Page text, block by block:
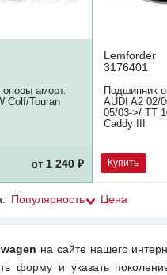
аморт.
Colf/Touran
от 1 240 ₽
Lemforder
3176401
Подшипник
AUDI A2 02/
05/03->/ TT
Caddy III
Купить
Популярность Цена
на сайте нашего
форму и указать